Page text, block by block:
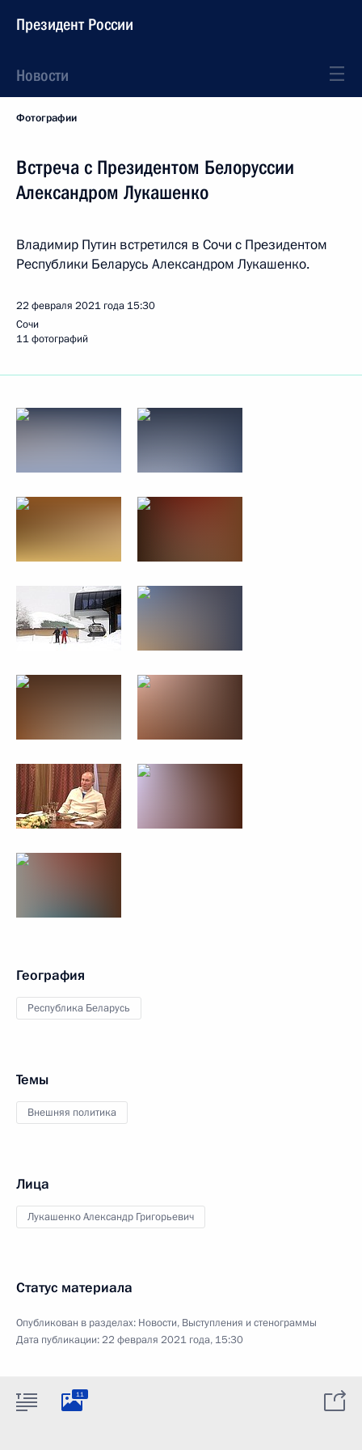
Президент России
Новости
Фотографии
Встреча с Президентом Белоруссии
Александром Лукашенко
Владимир Путин встретился в Сочи с Президентом
Республики Беларусь Александром Лукашенко.
22 февраля 2021 года 15:30
Сочи
11 фотографий
География
Республика Беларусь
Темы
Внешняя политика
Лица
Лукашенко Александр Григорьевич
Статус материала
Опубликован в разделах: Новости, Выступления и стенограммы
Дата публикации:22 февраля 2021 года, 15:30
11